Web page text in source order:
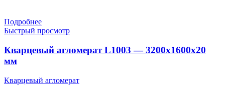
Подробнее
Быстрый просмотр
Кварцевый агломерат L1003 — 3200х1600х20
мм
Кварцевый агломерат